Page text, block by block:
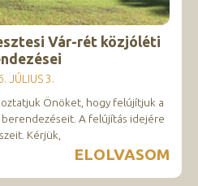
Vár-rét közjóléti
JÚLIUS 3.
Önöket, hogy felújítjuk a
A felújítás idejére
Kérjük,
ELOLVASOM